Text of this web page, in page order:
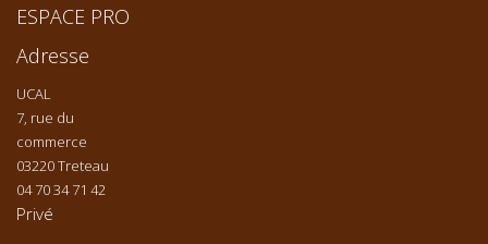
ESPACE PRO
Adresse
UCAL
7, rue du
commerce
03220 Treteau
04 70 34 71 42
Privé